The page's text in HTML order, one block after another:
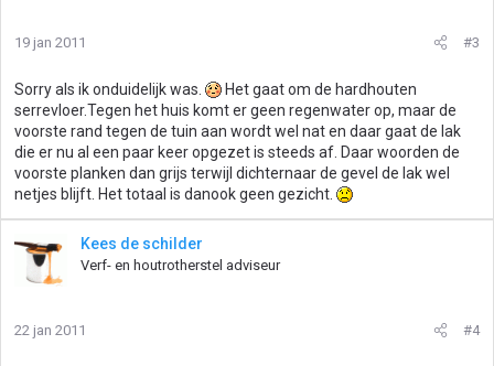
19 jan 2011 #3
Sorry als ik onduidelijk was.
Het gaat om de hardhouten
serrevloer.Tegen het huis komt er geen regenwater op, maar de
voorste rand tegen de tuin aan wordt wel nat en daar gaat de lak
die er nu al een paar keer opgezet is steeds af. Daar woorden de
voorste planken dan grijs terwijl dichternaar de gevel de lak wel
netjes blijft. Het totaal is danook geen gezicht.
Kees de schilder
Verf- en houtrotherstel adviseur
22 jan 2011 #4